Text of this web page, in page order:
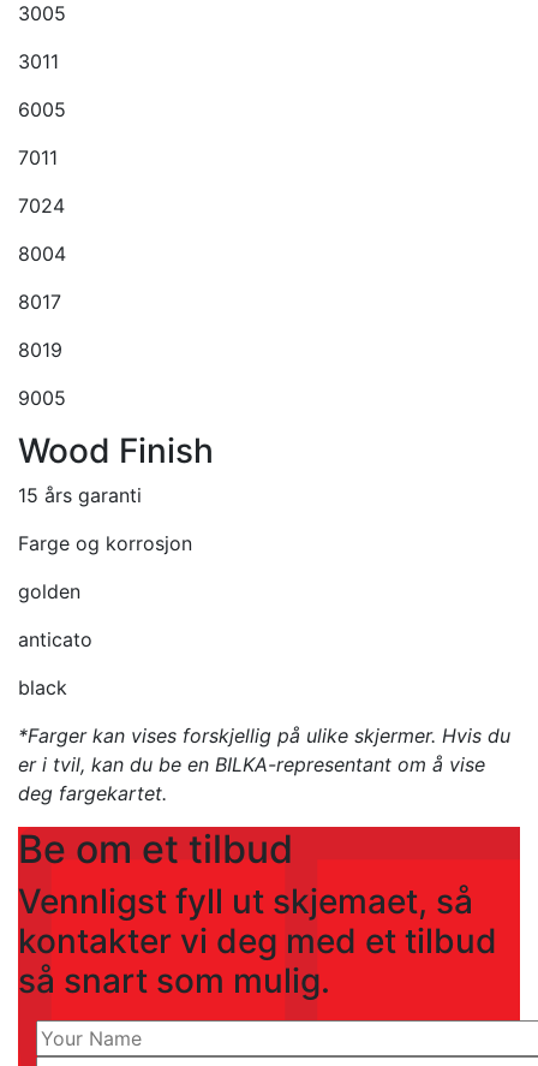
3005
3011
6005
7011
7024
8004
8017
8019
9005
Wood Finish
15 års garanti
Farge og korrosjon
golden
anticato
black
*Farger kan vises forskjellig på ulike skjermer. Hvis du
er i tvil, kan du be en BILKA-representant om å vise
deg fargekartet.
Be om et tilbud
Vennligst fyll ut skjemaet, så
kontakter vi deg med et tilbud
så snart som mulig.